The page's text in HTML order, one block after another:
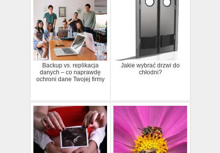
Backup vs. replikacja
danych – co naprawdę
ochroni dane Twojej firmy
Jakie wybrać drzwi do
chłodni?